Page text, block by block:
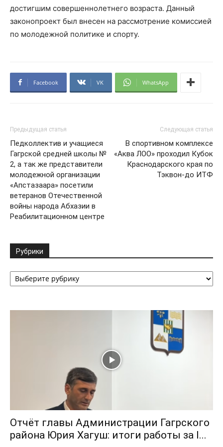
достигшим совершеннолетнего возраста. Данный
законопроект был внесен на рассмотрение комиссией
по молодежной политике и спорту.
Facebook VK WhatsApp
Предыдущая статья
Педколлектив и учащиеся
Гагрской средней школы №
2, а так же представители
молодежной организации
«Апстазаара» посетили
ветеранов Отечественной
войны народа Абхазии в
Реабилитационном центре
Следующая статья
В спортивном комплексе
«Аква ЛОО» проходил Кубок
Краснодарского края по
Тэквон-до ИТФ
Рубрики
Рубрики
Отчёт главы Администрации Гагрского
района Юрия Хагуш: итоги работы за I...